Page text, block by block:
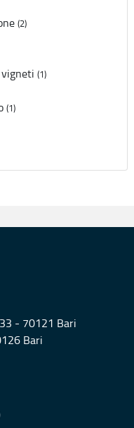
(2)
(1)
(1)
- 70121 Bari
Bari